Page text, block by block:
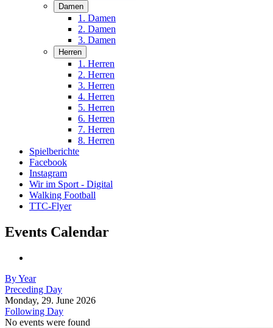
Damen
1. Damen
2. Damen
3. Damen
Herren
1. Herren
2. Herren
3. Herren
4. Herren
5. Herren
6. Herren
7. Herren
8. Herren
Spielberichte
Facebook
Instagram
Wir im Sport - Digital
Walking Football
TTC-Flyer
Events Calendar
By Year
Preceding Day
Monday, 29. June 2026
Following Day
No events were found